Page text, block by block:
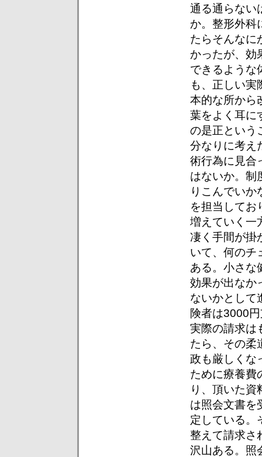
通る通らない
か。整形外科
たらそんなに
かったが、効
できるような
も、正しい実
本的な所から
葉をよく耳に
の是正という
分なりに考え
術行為に見合
はないか。制
りこんでい
を担当してお
増えていく一
凄く手間が掛
いて、何のチ
ある。小さな
効果が出なか
ないかとして
険者は3000
実際の請求は
たら、その柔
政も厳しくな
ために療養費
り、頂いた
は照会文書を
定している。
整えて請求さ
沢山ある。照